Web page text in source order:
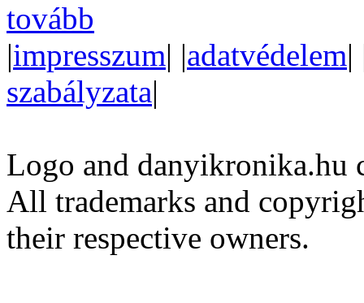
tovább
|impresszum| |adatvédelem|
szabályzata|
Logo and
All trademarks and
their respective owners.